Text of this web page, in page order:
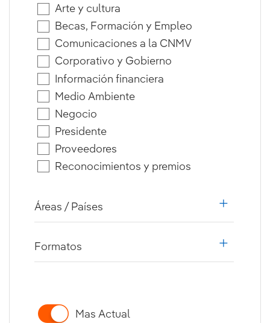
Arte y cultura
Becas, Formación y Empleo
Comunicaciones a la CNMV
Corporativo y Gobierno
Información financiera
Medio Ambiente
Negocio
Presidente
Proveedores
Reconocimientos y premios
Áreas / Países
Formatos
Mas Actual